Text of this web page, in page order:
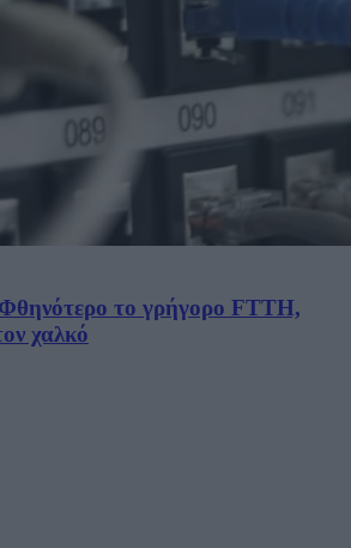
Φθηνότερο το γρήγορο FTTH,
χαλκό